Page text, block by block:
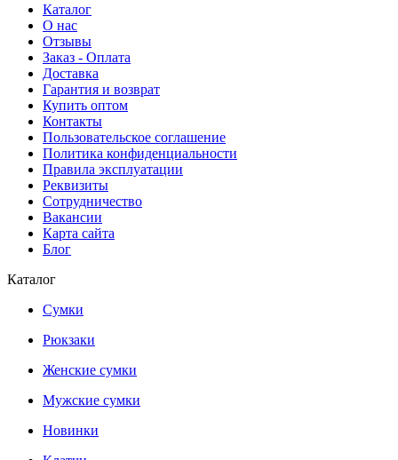
Каталог
О нас
Отзывы
Заказ - Оплата
Доставка
Гарантия и возврат
Купить оптом
Контакты
Пользовательское соглашение
Политика конфиденциальности
Правила эксплуатации
Реквизиты
Сотрудничество
Вакансии
Карта сайта
Блог
Каталог
Сумки
Рюкзаки
Женские сумки
Мужские сумки
Новинки